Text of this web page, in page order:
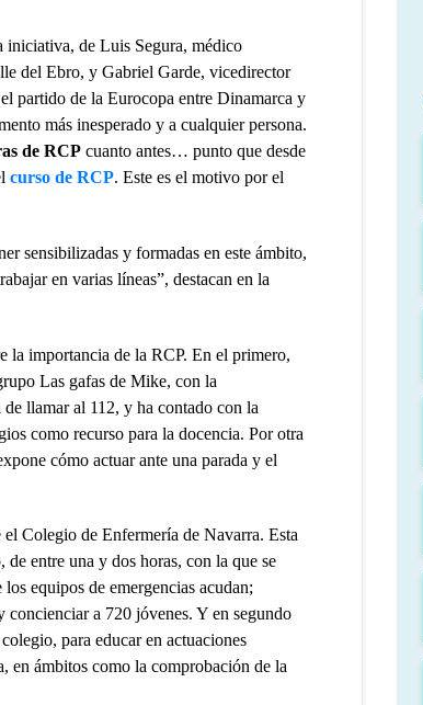
iniciativa, de Luis Segura, médico
del Ebro, y Gabriel Garde, vicedirector
partido de la Eurocopa entre Dinamarca y
más inesperado y a cualquier persona.
de RCP cuanto antes… punto que desde
curso de RCP. Este es el motivo por el
sensibilizadas y formadas en este ámbito,
en varias líneas”, destacan en la
la importancia de la RCP. En el primero,
Las gafas de Mike, con la
llamar al 112, y ha contado con la
como recurso para la docencia. Por otra
cómo actuar ante una parada y el
el Colegio de Enfermería de Navarra. Esta
entre una y dos horas, con la que se
equipos de emergencias acudan;
concienciar a 720 jóvenes. Y en segundo
para educar en actuaciones
en ámbitos como la comprobación de la